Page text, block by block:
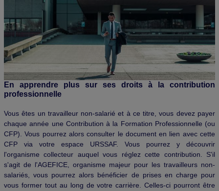
En apprendre plus sur ses droits à la contribution
professionnelle
Vous êtes un travailleur non-salarié et à ce titre, vous devez payer
chaque année une Contribution à la Formation Professionnelle (ou
CFP). Vous pourrez alors consulter le document en lien avec cette
CFP via votre espace URSSAF. Vous pourrez y découvrir
l'organisme collecteur auquel vous réglez cette contribution. S'il
s'agit de l'AGEFICE, organisme majeur pour les travailleurs non-
salariés, vous pourrez alors bénéficier de prises en charge pour
vous former tout au long de votre carrière. Celles-ci pourront être